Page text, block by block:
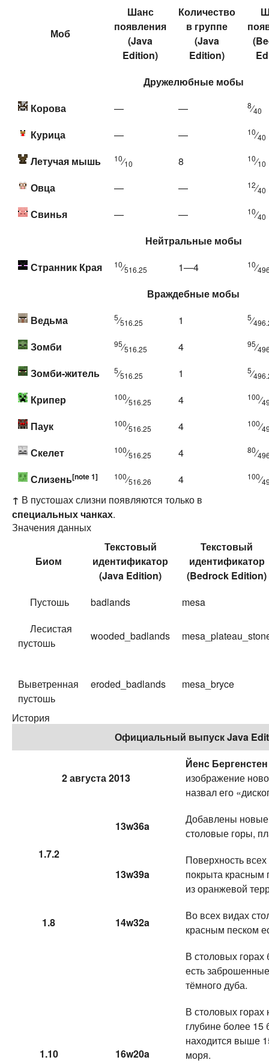
Моб
Шанс
появления
(Java
Edition)
Количество
в группе
(Java
Edition)
(
Дружелюбные мобы
Корова
— — 8⁄40
Курица — — 10⁄40
Летучая мышь 10⁄10 8 10⁄10
Овца — — 12⁄40
Свинья — — 10⁄40
Нейтральные мобы
Странник Края
10⁄516.25 1—4 10⁄
Враждебные мобы
Ведьма
5⁄516.25 1 5⁄
Зомби 95⁄516.25 4 95⁄
Зомби-житель 5⁄516.25 1 5⁄
Крипер 100⁄516.25 4 100⁄
Паук 100⁄516.25 4 100⁄
Скелет 100⁄516.25 4 80⁄
Слизень[note 1] 100⁄516.26 4 100⁄
↑ В пустошах слизни появляются только в
специальных чанках.
Значения данных
Биом
Текстовый
идентификатор
(Java Edition)
Текстовый
идентификатор
(Bedrock Edition)
Пустошь
badlands
mesa
Лесистая
пустошь
wooded_badlands
Выветренная
пустошь
eroded_badlands mesa_bryce
История
Официальный выпуск Java
2 августа 2013
Йенс Бергенстен
изображение
назвал его
1.7.2
13w36a
Добавлены
столовые горы,
13w39a
Поверхность
покрыта красным
из оранжевой
1.8 14w32a
Во всех видах
красным песком
1.10 16w20a
В столовых горах
есть
тёмного дуба.
В столовых горах
глубине более 15
находится выше
моря.